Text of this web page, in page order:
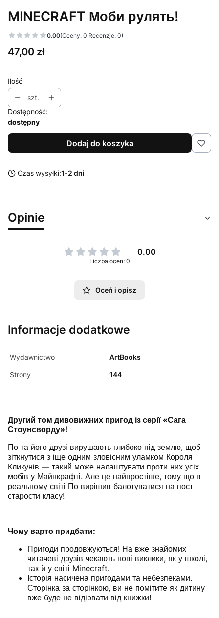
MINECRAFT Моби рулять!
0.00(Oceny: 0 Recenzje: 0)
Cena
47,00 zł
Ilość
szt.
Dostępność:
dostępny
Dodaj do koszyka
Czas wysyłki:1-2 dni
Opinie
0.00
Liczba ocen: 0
Oceń i opisz
Informacje dodatkowe
Wydawnictwo ArtBooks
Strony 144
Другий том дивовижних пригод із серії «Сага
Стоунсворду»!
По та його друзі вирушають глибоко під землю, щоб
зіткнутися з іще одним зловісним уламком Короля
Кликунів — такий може налаштувати проти них усіх
мобів у Майнкрафті. Але це найпростіше, тому що в
реальному світі По вирішив балотуватися на пост
старости класу!
Чому варто придбати:
Пригоди продовжуються! На вже знайомих
читачеві друзів чекають нові виклики, як у школі,
так й у світі Minecraft.
Історія насичена пригодами та небезпеками.
Сторінка за сторінкою, ви не помітите як дитину
вже буде не відірвати від книжки!